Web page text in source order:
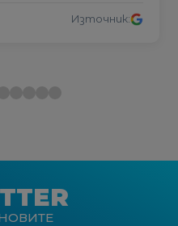
Източник: